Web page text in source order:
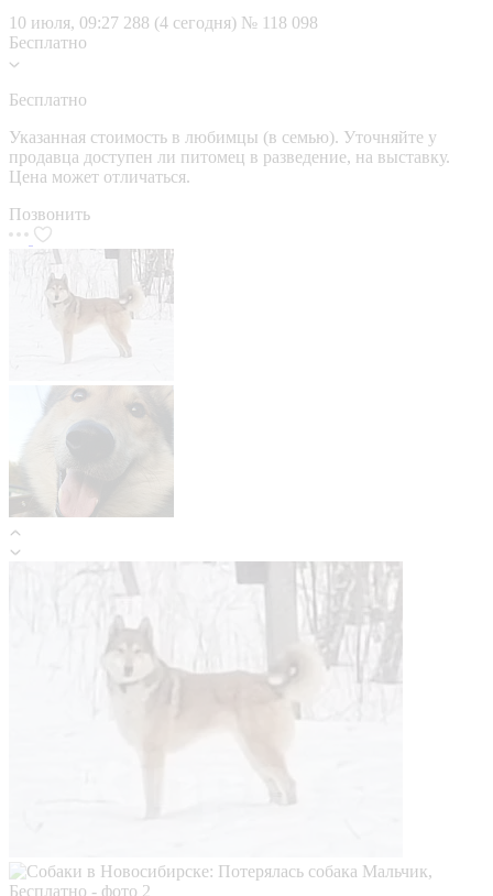
10 июля, 09:27 288 (4 сегодня) № 118 098
Бесплатно
Бесплатно
Указанная стоимость в любимцы (в семью). Уточняйте у
продавца доступен ли питомец в разведение, на выставку.
Цена может отличаться.
Позвонить